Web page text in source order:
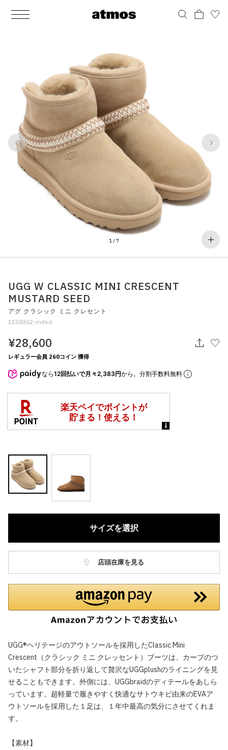
MEN
ウェア
バッグ
アクセサリー
その他
アディダス ピックアップ
シューズ
ブーツ
サンダル
その他
すべてのシューズ
ライフスタイルランニング
ウェア
アウター
パンツ
ソックス
アンダーウェア
水着
すべてのウェア
バッグ
バックパック / リュック
ショルダー / メッセンジャーバッグ
トート / エコバッグ
クラッチ / セカンドバッグ
ウエストバッグ
その他
すべてのバッグ
アクセサリー
帽子
グッズ / アクセサリー
その他
すべてのアクセサリー
その他
おもちゃ / フィギュア
その他
すべてのその他
WOMENS
ウェア
バッグ
アクセサリー
その他
アディダス ピックアップ
シューズ
ブーツ
サンダル / パンプス
その他
すべてのシューズ
ライフスタイルランニング
ウェア
アウター
パンツ
ワンピース
スカート
ソックス
アンダーウェア
すべてのウェア
バッグ
バックパック / リュック
ショルダー / メッセンジャーバッグ
トート / エコバッグ
クラッチ / セカンドバッグ
ウエストバッグ
その他
すべてのバッグ
アクセサリー
帽子
グッズ / アクセサリー
その他
すべてのアクセサリー
その他
おもちゃ / フィギュア
その他
すべてのその他
1 /7
1 7
UGG W CLASSIC MINI CRESCENT
MUSTARD SEED
アグ クラシック ミニ クレセント
1158262-mdsd
¥28,600
レギュラー会員 260コイン 獲得
なら12回払いで月々2,383円から。分割手数料無料
サイズを選択
店頭在庫を見る
UGG®ヘリテージのアウトソールを採用したClassic Mini
Crescent（クラシック ミニ クレッセント）ブーツは、カーブのつ
いたシャフト部分を折り返して贅沢なUGGplushのライニングを見
せることもできます。外側には、UGGbraidのディテールをあしら
っています。超軽量で履きやすく快適なサトウキビ由来のEVAア
ウトソールを採用した１足は、１年中最高の気分にさせてくれま
す。
【素材】